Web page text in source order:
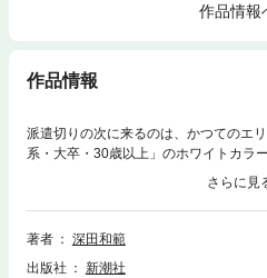
作品情報
作品情報
派遣切りの次に来るのは、かつてのエ
系・大卒・30歳以上」のホワイトカラ
き、就業者総数が減り続けてきたここ
は必要のない仕事」を作って水ぶくれ
にホワイトカラー一〇〇万人がクビに
か。そしてどう備えるべきなのか。生
著者
深田和範
出版社
新潮社